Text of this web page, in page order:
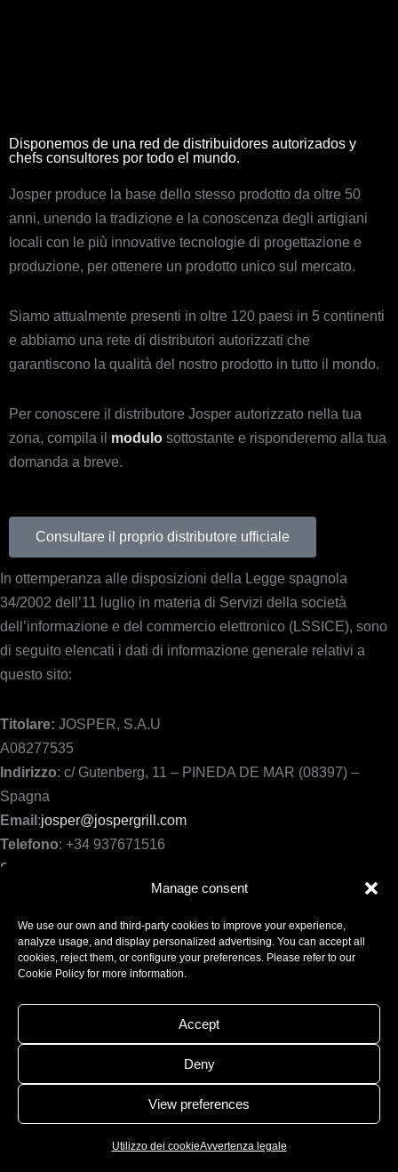
Manage consent
We use our own and third-party cookies to improve your experience,
analyze usage, and display personalized advertising. You can accept all
cookies, reject them, or configure your preferences. Please refer to our
Cookie Policy for more information.
Accept
Deny
View preferences
Utilizzo dei cookieAvvertenza legale
Disponemos de una red de distribuidores autorizados y
chefs consultores por todo el mundo.
Josper produce la base dello stesso prodotto da oltre 50
anni, unendo la tradizione e la conoscenza degli artigiani
locali con le più innovative tecnologie di progettazione e
produzione, per ottenere un prodotto unico sul mercato.
Siamo attualmente presenti in oltre 120 paesi in 5 continenti
e abbiamo una rete di distributori autorizzati che
garantiscono la qualità del nostro prodotto in tutto il mondo.
Per conoscere il distributore Josper autorizzato nella tua
zona, compila il modulo sottostante e risponderemo alla tua
domanda a breve.
Consultare il proprio distributore ufficiale
In ottemperanza alle disposizioni della Legge spagnola
34/2002 dell’11 luglio in materia di Servizi della società
dell’informazione e del commercio elettronico (LSSICE), sono
di seguito elencati i dati di informazione generale relativi a
questo sito:
Titolare: JOSPER, S.A.U
A08277535
Indirizzo: c/ Gutenberg, 11 – PINEDA DE MAR (08397) –
Spagna
Email:josper@jospergrill.com
Telefono: +34 937671516
Sito web
: Fabbricazione, assemblaggio e commercializzazione
utensili, articoli e tutti i tipi di prodotti per l’industria di
ristorazione, decorazione, arredo e utensili in generale, i suoi
Proprietà intellettuale e industriale
Tutti i contenuti nonché nomi, marchi e banche dati accessibili
dal sito web www.josper.es costituiscono proprietà di JOSPER,
S.A.U e sono soggetti ai diritti in materia di proprietà